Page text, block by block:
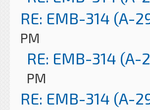
RE: EMB-314 (A-
PM
RE: EMB-314 (A-
PM
RE: EMB-314 (A-